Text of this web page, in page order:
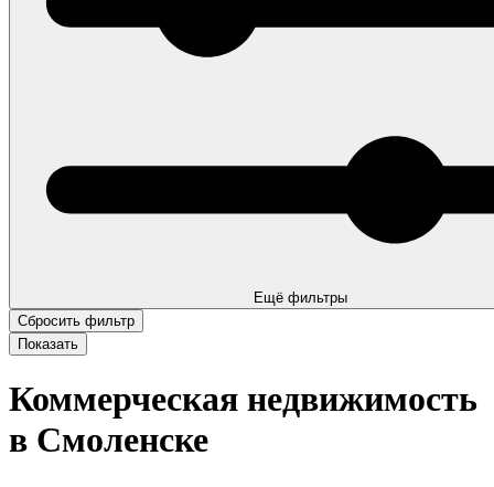
Ещё фильтры
Коммерческая недвижимость
в Смоленске